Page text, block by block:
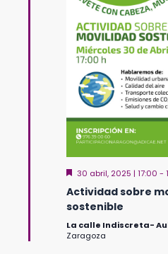
Destacado
30 abril, 2025 | 17:00 -
Actividad sobre
sostenible
La calle Indiscreta-
Zaragoza